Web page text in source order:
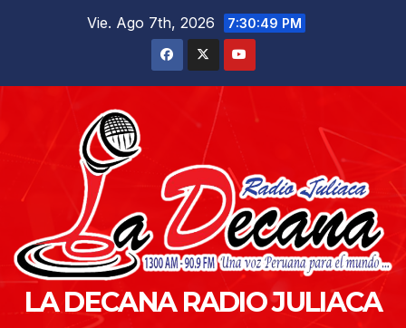
Vie. Ago 7th, 2026 7:30:50 PM
LA DECANA RADIO JULIACA